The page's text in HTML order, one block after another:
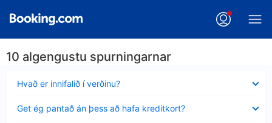
10 algengustu spurningarnar
Hvað er innifalið í verðinu?
sýnt
Get ég pantað án þess að hafa kreditkort?
sýnt